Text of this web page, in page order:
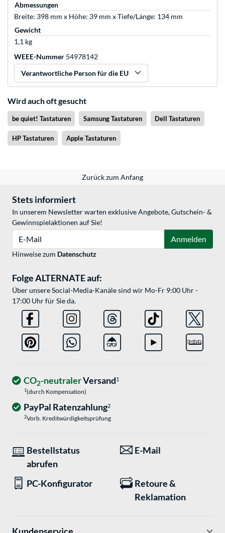
Abmessungen
Breite: 398 mm x Höhe: 39 mm x Tiefe/Länge: 134 mm
Gewicht
1,1 kg
WEEE-Nummer 54978142
Verantwortliche Person für die EU
Wird auch oft gesucht
be quiet! Tastaturen Samsung Tastaturen Dell Tastaturen
HP Tastaturen Apple Tastaturen
Zurück zum Anfang
Stets informiert
In unserem Newsletter warten exklusive Angebote, Gutschein- &
Gewinnspielaktionen auf Sie!
Anmelden
Hinweise zum Datenschutz
Folge ALTERNATE auf:
Über unsere Social-Media-Kanäle sind wir Mo-Fr 9:00 Uhr -
17:00 Uhr für Sie da.
CO2-neutralerVersand1
1(durch Kompensation)
PayPal Ratenzahlung2
2Vorb. Kreditwürdigkeitsprüfung
Bestellstatus
abrufen
E-Mail
PC-Konfigurator
Retoure &
Reklamation